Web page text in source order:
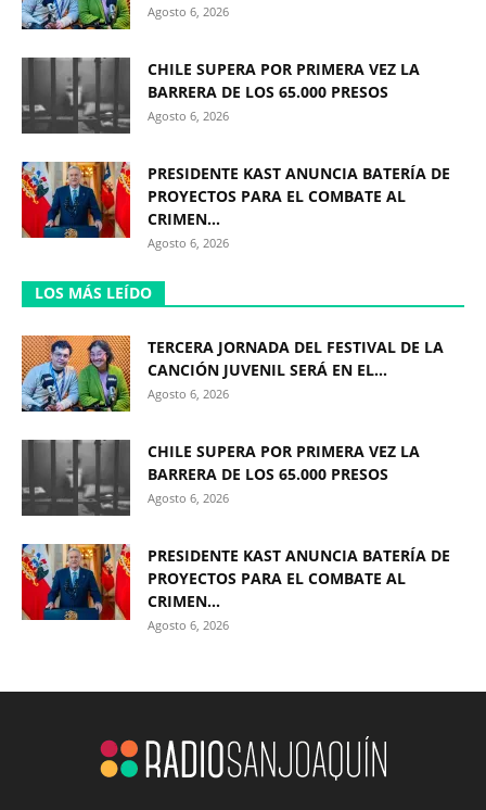
Agosto 6, 2026
CHILE SUPERA POR PRIMERA VEZ LA
BARRERA DE LOS 65.000 PRESOS
Agosto 6, 2026
PRESIDENTE KAST ANUNCIA BATERÍA DE
PROYECTOS PARA EL COMBATE AL
CRIMEN...
Agosto 6, 2026
LOS MÁS LEÍDO
TERCERA JORNADA DEL FESTIVAL DE LA
CANCIÓN JUVENIL SERÁ EN EL...
Agosto 6, 2026
CHILE SUPERA POR PRIMERA VEZ LA
BARRERA DE LOS 65.000 PRESOS
Agosto 6, 2026
PRESIDENTE KAST ANUNCIA BATERÍA DE
PROYECTOS PARA EL COMBATE AL
CRIMEN...
Agosto 6, 2026